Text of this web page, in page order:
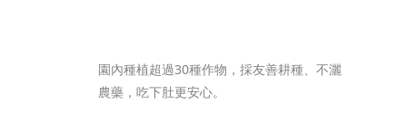
園內種植超過30種作物，採友善耕種、不灑
農藥，吃下肚更安心。